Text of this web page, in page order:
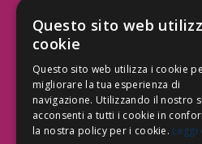
Aree Attività Civile
Tutele del Credito
Responsabilità Civile
Contrattualistica
Questo sito web
cookie
Questo sito web utilizza i cookie
migliorare la tua esperienza di
navigazione. Utilizzando il nostro
acconsenti a tutti i cookie in
la nostra policy per i cookie. Leggi